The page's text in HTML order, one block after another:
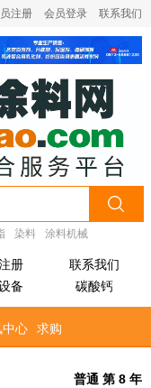
注册 会员登录 联系我们
染料 涂料机械
册
联系我们
备 碳酸钙
中心 求购
普通 第 8 年